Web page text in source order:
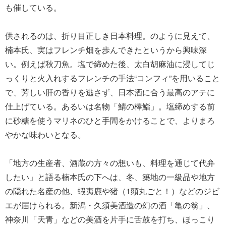
も催している。
供されるのは、折り目正しき日本料理。のように見えて、
楠本氏、実はフレンチ畑を歩んできたというから興味深
い。例えば秋刀魚。塩で締めた後、太白胡麻油に浸してじ
っくりと火入れするフレンチの手法“コンフィ”を用いること
で、芳しい肝の香りを逃さず、日本酒に合う最高のアテに
仕上げている。あるいは名物「鯖の棒鮨」。塩締めする前
に砂糖を使うマリネのひと手間をかけることで、よりまろ
やかな味わいとなる。
「地方の生産者、酒蔵の方々の想いも、料理を通じて代弁
したい」と語る楠本氏の下へは、冬、築地の一級品や地方
の隠れた名産の他、蝦夷鹿や猪（1頭丸ごと！）などのジビ
エが届けられる。新潟・久須美酒造の幻の酒「亀の翁」、
神奈川「天青」などの美酒を片手に舌鼓を打ち、ほっこり